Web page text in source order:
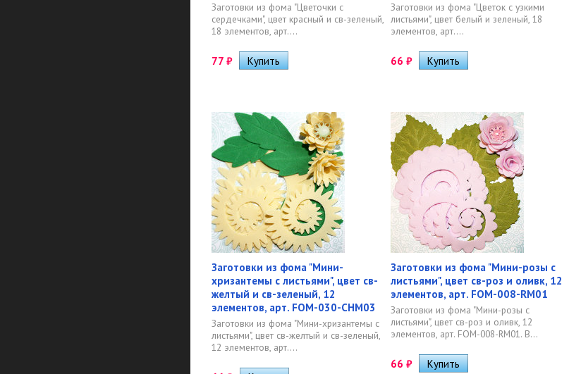
Заготовки из фома "Цветочки с
сердечками", цвет красный и св-зеленый,
18 элементов, арт....
77 ₽
Заготовки из фома "Цветок с узкими
листьями", цвет белый и зеленый, 18
элементов, арт....
66 ₽
Заготовки из фома "Мини-
хризантемы с листьями", цвет св-
желтый и св-зеленый, 12
элементов, арт. FOM-030-CHM03
Заготовки из фома "Мини-хризантемы с
листьями", цвет св-желтый и св-зеленый,
12 элементов, арт....
Заготовки из фома "Мини-розы с
листьями", цвет св-роз и оливк, 12
элементов, арт. FOM-008-RM01
Заготовки из фома "Мини-розы с
листьями", цвет св-роз и оливк, 12
элементов, арт. FOM-008-RM01. В...
66 ₽